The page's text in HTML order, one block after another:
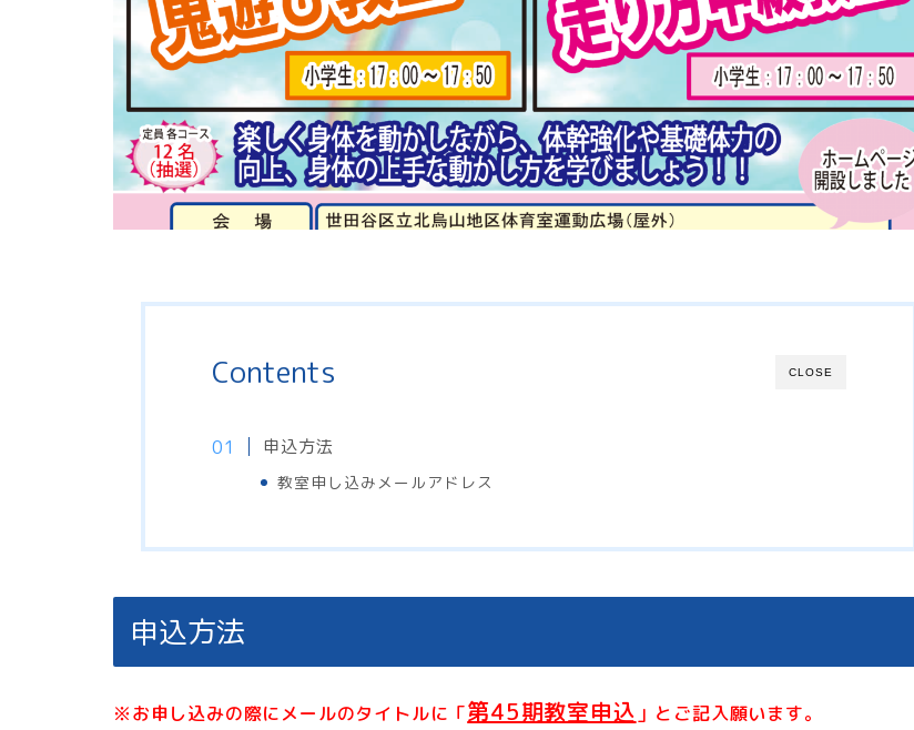
CLOSE
Contents
申込方法
教室申し込みメールアドレス
申込方法
※お申し込みの際にメールのタイトルに「第45期教室申込 」とご記入願います。